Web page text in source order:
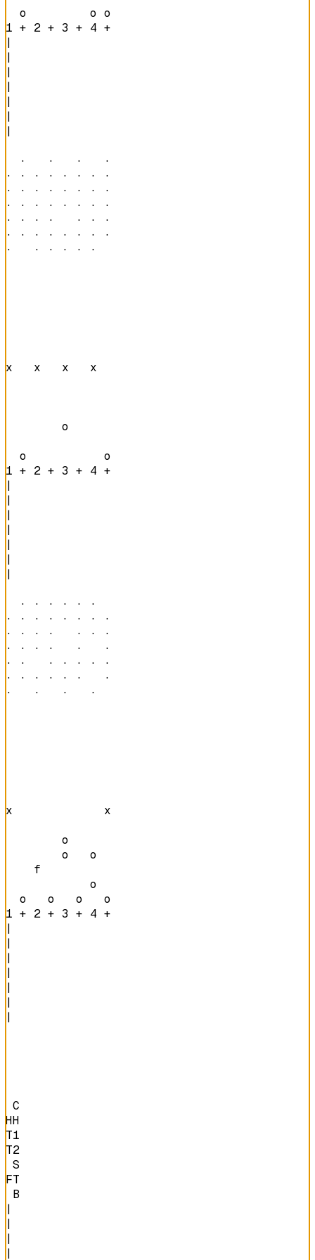
  o         o o
1 + 2 + 3 + 4 +
|
|
|
|
|
|
|
  ·   ·   ·   ·
· · · · · · · ·
· · · · · · · ·
· · · · · · · ·
· · · ·   · · ·
· · · · · · · ·
·   · · · · ·
x   x   x   x
        o
  o           o
1 + 2 + 3 + 4 +
|
|
|
|
|
|
|
  · · · · · ·
· · · · · · · ·
· · · ·   · · ·
· · · ·   ·   ·
· ·   · · · · ·
· · · · · ·   ·
·   ·   ·   ·
x             x
        o
        o   o
    f
            o
  o   o   o   o
1 + 2 + 3 + 4 +
|
|
|
|
|
|
|
C
HH
T1
T2
S
FT
B
|
|
|
|